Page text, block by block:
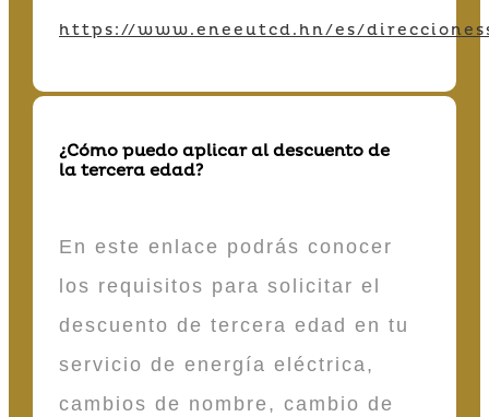
https://www.eneeutcd.hn/es/
¿Cómo puedo aplicar al descuento de
la tercera edad?
En este enlace podrás conocer
los requisitos para solicitar el
descuento de tercera edad en tu
servicio de energía eléctrica,
cambios de nombre, cambio de